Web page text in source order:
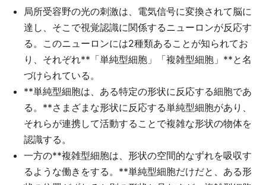
局所受容野の光の刺激は、電気信号に変換されて脳に
達し、そこで視覚認識に関係するニューロンが反応す
る。このニューロンには2種類あることが知られてお
り、それぞれ**「単純型細胞」「複雑型細胞」**と名
づけられている。
**単純型細胞は、ある特定の形状に反応する細胞であ
る。**さまざまな形状に反応する単純型細胞があり、
それらが連携して活動することで複雑な形状の物体を
認識する。
一方の**複雑型細胞は、形状の空間的なずれを吸収す
るような働きをする。**単純型細胞だけだと、ある形